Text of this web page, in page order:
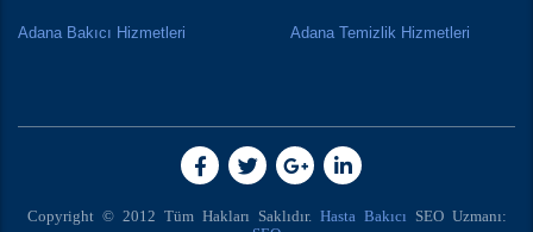
Adana Bakıcı Hizmetleri Adana Temizlik Hizmetleri
Copyright © 2012 Tüm Hakları Saklıdır. Hasta Bakıcı SEO Uzmanı: